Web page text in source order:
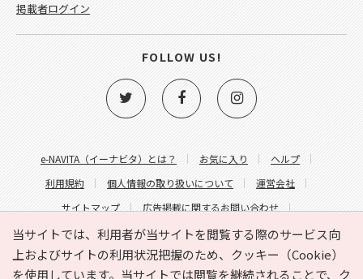
当サイトでは、利用者が当サイトを閲覧する際のサービス向
上およびサイトの利用状況把握のため、クッキー（Cookie）
を使用しています。当サイトでは閲覧を継続されることで、ク
e-NAVITA（イーナビタ）とは？ お気に入り
ヘルプ
利用規約
個人情報の取り扱いについて
運営会社
サイトマップ
広告掲載に関するお問い合わせ
サイトの内容に関するお問い合わせ
掲載者ログイン
FOLLOW US!